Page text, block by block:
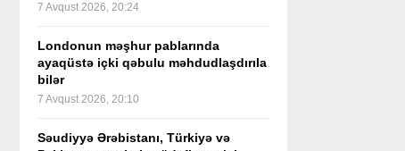
7 Avqust 2026, 20:24
Londonun məşhur pablarında
ayaqüstə içki qəbulu məhdudlaşdırıla
bilər
7 Avqust 2026, 20:10
Səudiyyə Ərəbistanı, Türkiyə və